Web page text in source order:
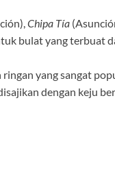
Chipa Tía
bulat yang terbuat
yang sangat
dengan keju